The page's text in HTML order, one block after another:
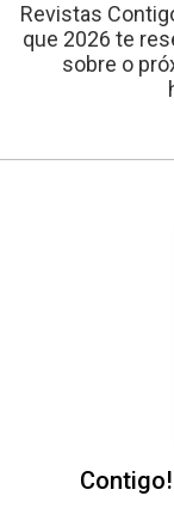
Revistas
que 2026 te
sobre o